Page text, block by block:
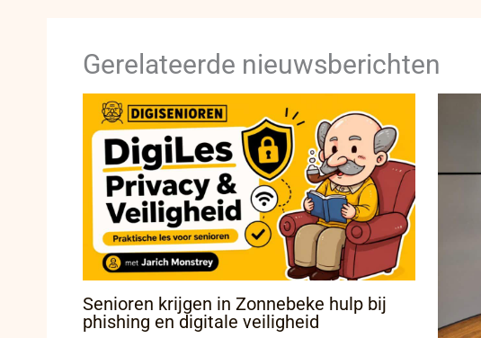
Gerelateerde nieuwsberichten
Senioren krijgen in Zonnebeke hulp bij
phishing en digitale veiligheid